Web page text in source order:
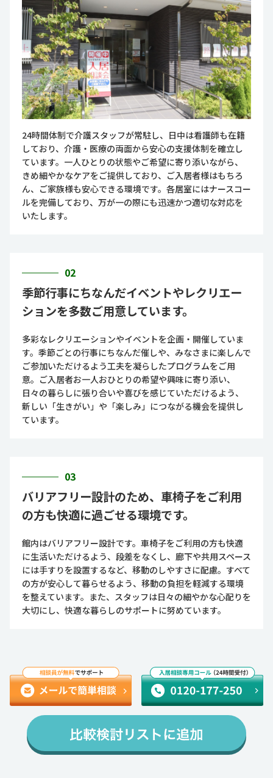
24時間体制で介護スタッフが常駐し、日中は看護師も在籍
しており、介護・医療の両面から安心の支援体制を確立し
ています。一人ひとりの状態やご希望に寄り添いながら、
きめ細やかなケアをご提供しており、ご入居者様はもちろ
ん、ご家族様も安心できる環境です。各居室にはナースコー
ルを完備しており、万が一の際にも迅速かつ適切な対応を
いたします。
02
季節行事にちなんだイベントやレクリエー
ションを多数ご用意しています。
多彩なレクリエーションやイベントを企画・開催していま
す。季節ごとの行事にちなんだ催しや、みなさまに楽しんで
ご参加いただけるよう工夫を凝らしたプログラムをご用
意。ご入居者お一人おひとりの希望や興味に寄り添い、
日々の暮らしに張り合いや喜びを感じていただけるよう、
新しい「生きがい」や「楽しみ」につながる機会を提供し
ています。
03
バリアフリー設計のため、車椅子をご利用
の方も快適に過ごせる環境です。
館内はバリアフリー設計です。車椅子をご利用の方も快適
に生活いただけるよう、段差をなくし、廊下や共用スペース
には手すりを設置するなど、移動のしやすさに配慮。すべて
の方が安心して暮らせるよう、移動の負担を軽減する環境
を整えています。また、スタッフは日々の細やかな心配りを
大切にし、快適な暮らしのサポートに努めています。